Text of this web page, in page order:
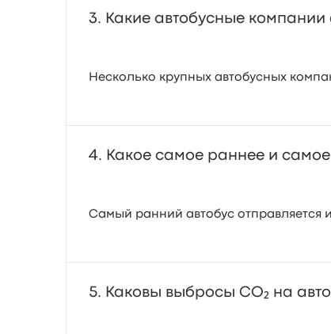
Какие автобусные
Несколько крупных автобусных
Какое самое раннее и
Самый ранний автобус отправляется
Каковы выбросы CO₂ на